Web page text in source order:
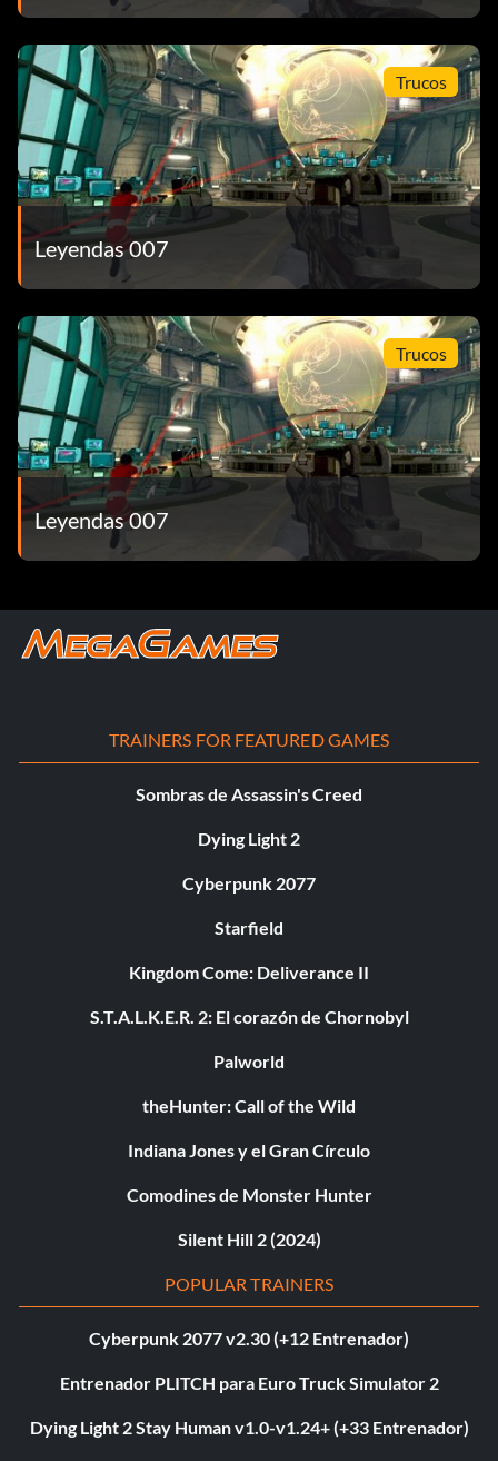
Trucos
Leyendas 007
Trucos
Leyendas 007
TRAINERS FOR FEATURED GAMES
Sombras de Assassin's Creed
Dying Light 2
Cyberpunk 2077
Starfield
Kingdom Come: Deliverance II
S.T.A.L.K.E.R. 2: El corazón de Chornobyl
Palworld
theHunter: Call of the Wild
Indiana Jones y el Gran Círculo
Comodines de Monster Hunter
Silent Hill 2 (2024)
POPULAR TRAINERS
Cyberpunk 2077 v2.30 (+12 Entrenador)
Entrenador PLITCH para Euro Truck Simulator 2
Dying Light 2 Stay Human v1.0-v1.24+ (+33 Entrenador)